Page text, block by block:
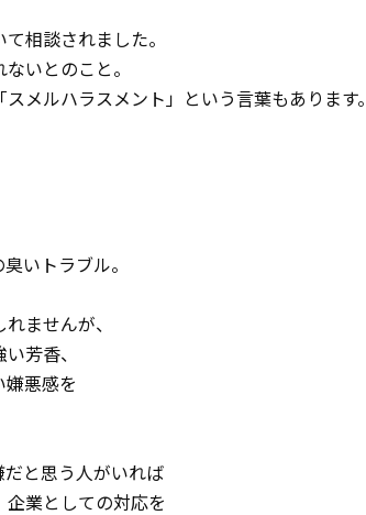
相談されました。
いとのこと。
メルハラスメント」という言葉もあります。
いトラブル。
ませんが、
芳香、
嫌悪感を
と思う人がいれば
業としての対応を